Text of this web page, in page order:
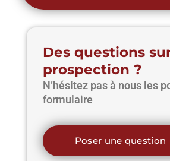
Des questions
prospection ?
N’hésitez pas à nous les
formulaire
Poser une question